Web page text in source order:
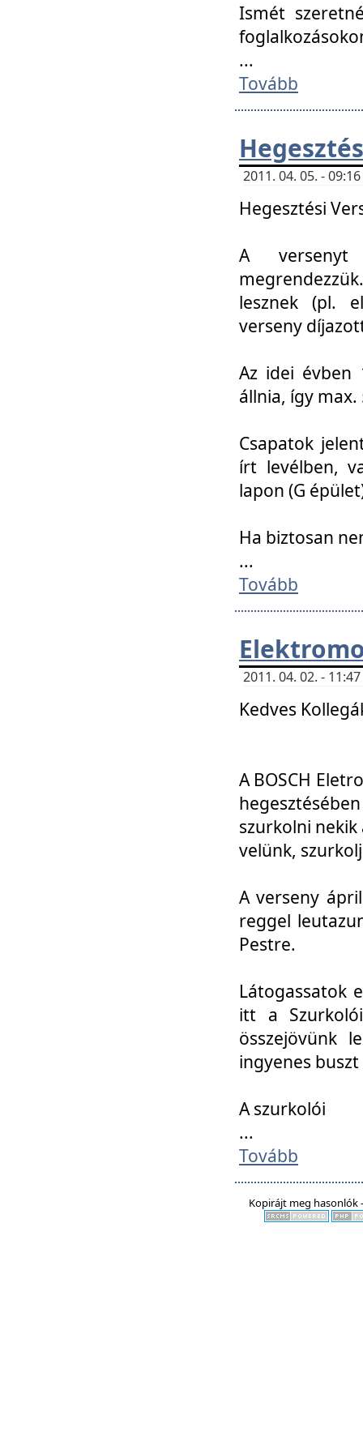
Ismét
...
Tovább
2011. 04. 05. -
Hegesztési
A versenyt
lesznek (pl.
verseny
Az idei évben
állnia, így
Csapatok
írt levélben,
lapon (G
Ha biztosan
...
Tovább
2011. 04. 02. -
Kedves
A BOSCH
szurkolni
velünk,
A verseny
reggel
Pestre.
Látogassatok
itt a
összejövünk
ingyenes
A szurkolói
...
Tovább
Kopirájt meg hasonlók